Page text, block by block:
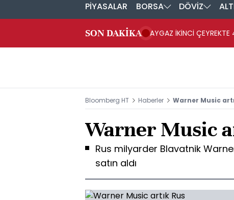
PİYASALAR BORSA DÖVİZ
SON DAKİKA AYGAZ İKİNCİ ÇEYREKTE
Bloomberg HT Haberler Warner Music
Warner Music
Rus milyarder Blavatnik
satın aldı